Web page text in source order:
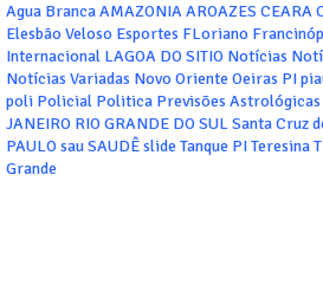
Agua BrancaAMAZONIAAROAZES CEARA
Elesbão Veloso Esportes FLoriano
Internacional LAGOA DO SITIO Notícias
Notícias Variadas Novo Oriente Oeiras PI
poli Policial Politica Previsões Astrológicas
JANEIRO RIO GRANDE DO SUL Santa Cruz
PAULOsauSAUDÊslide Tanque PITeresina
Grande